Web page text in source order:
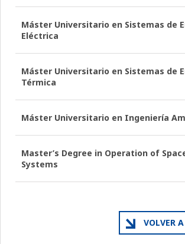
Máster Universitario en Sistemas de
Eléctrica
Máster Universitario en Sistemas de
Térmica
Máster Universitario en Ingeniería
Master’s Degree in Operation of
Systems
VOLVER